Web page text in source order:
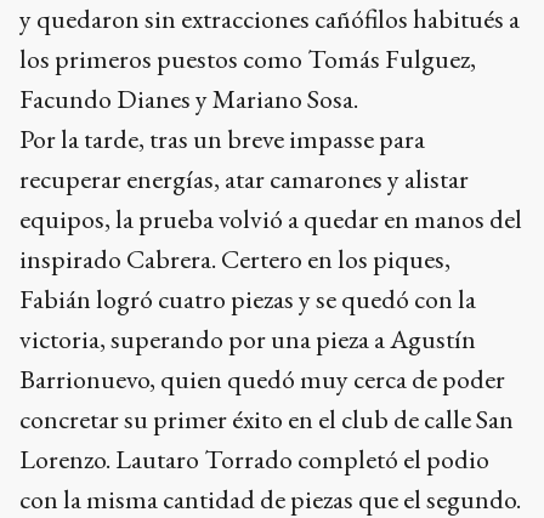
y quedaron sin extracciones cañófilos habitués a
los primeros puestos como Tomás Fulguez,
Facundo Dianes y Mariano Sosa.
Por la tarde, tras un breve impasse para
recuperar energías, atar camarones y alistar
equipos, la prueba volvió a quedar en manos del
inspirado Cabrera. Certero en los piques,
Fabián logró cuatro piezas y se quedó con la
victoria, superando por una pieza a Agustín
Barrionuevo, quien quedó muy cerca de poder
concretar su primer éxito en el club de calle San
Lorenzo. Lautaro Torrado completó el podio
con la misma cantidad de piezas que el segundo.